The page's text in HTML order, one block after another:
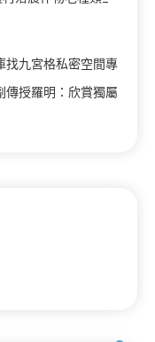
找九宮格私密空間專
傳授羅明：欣賞獨屬